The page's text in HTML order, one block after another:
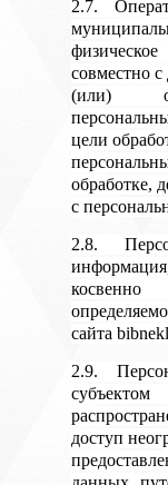
2.7.
совместно
(или)
цели
обработке,
с
2.8.
сайта
2.9.
доступ